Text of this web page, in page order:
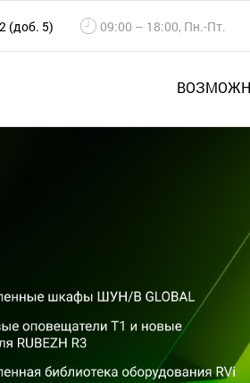
(доб. 5) 09:00 – 18:00, Пн.-Пт.